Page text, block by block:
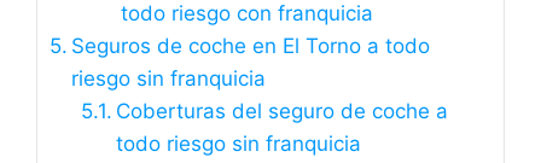
todo riesgo con franquicia
Seguros de coche en El Torno a todo
riesgo sin franquicia
Coberturas del seguro de coche a
todo riesgo sin franquicia